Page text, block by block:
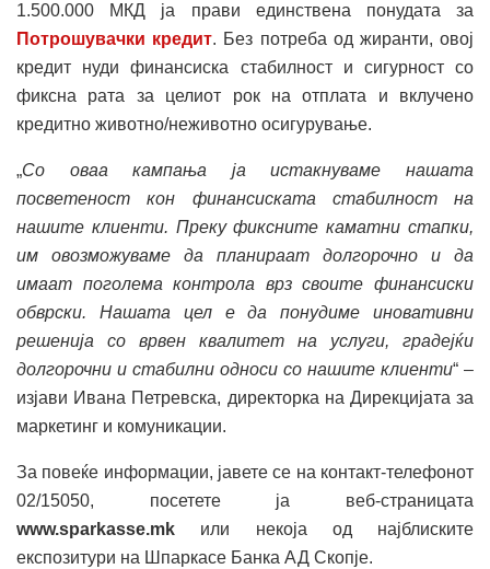
1.500.000 МКД ја прави единствена понудата за
Потрошувачки кредит. Без потреба од жиранти, овој
кредит нуди финансиска стабилност и сигурност со
фиксна рата за целиот рок на отплата и вклучено
кредитно животно/неживотно осигурување.
„Со оваа кампања ја истакнуваме нашата
посветеност кон финансиската стабилност на
нашите клиенти. Преку фиксните каматни стапки,
им овозможуваме да планираат долгорочно и да
имаат поголема контрола врз своите финансиски
обврски. Нашата цел е да понудиме иновативни
решенија со врвен квалитет на услуги, градејќи
долгорочни и стабилни односи со нашите клиенти“ –
изјави Ивана Петревска, директорка на Дирекцијата за
маркетинг и комуникации.
За повеќе информации, јавете се на контакт-телефонот
02/15050, посетете ја веб-страницата
www.sparkasse.mk или некоја од најблиските
експозитури на Шпаркасе Банка АД Скопје.